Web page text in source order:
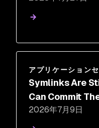
アプリケーション
Symlinks Are
Can Commit
2026年7月9日